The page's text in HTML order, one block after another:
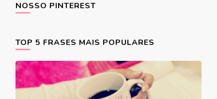
NOSSO PINTEREST
TOP 5 FRASES MAIS POPULARES